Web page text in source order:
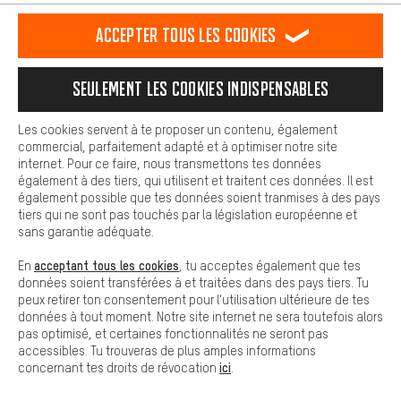
RÉSILIER LE CONTRAT Communauté d'Aix-la-Chapelle
Programme d'affiliation Mentions Légales Protection des données
Conditions générales de vente Plateforme d'Alerte
Reprise des batteries Corepile Paramètres de cookies
Modifier le contraste
Tous les prix s'entendent en euros (MwSt hors) plus les
frais de portpour la livraison versÉtats-Unis.
est plus confortable. Avec les cookies de confort, nous
Nous pouvons ainsi mettre à ta disposition d'autres contenus et
informations utiles. De plus, tu as la possibilité d'utiliser des
facilement les bons produits. Par exemple, nous proposons une
facilement aux questions.
Cookies de base
Les cookies de base garantissent que tu puisses utiliser les
fonctions de notre site web.
Accepter tous les cookies
Seulement les cookies indispensables
Les cookies servent à te proposer un contenu, également
commercial, parfaitement adapté et à optimiser notre site
internet. Pour ce faire, nous transmettons tes données
également à des tiers, qui utilisent et traitent ces données. Il est
également possible que tes données soient tranmises à des pays
tiers qui ne sont pas touchés par la législation européenne et
sans garantie adéquate.
En acceptant tous les cookies , tu acceptes également que tes
données soient transférées à et traitées dans des pays tiers. Tu
peux retirer ton consentement pour l'utilisation ultérieure de tes
données à tout moment. Notre site internet ne sera toutefois alors
pas optimisé, et certaines fonctionnalités ne seront pas
accessibles. Tu trouveras de plus amples informations
concernant tes droits de révocation ici